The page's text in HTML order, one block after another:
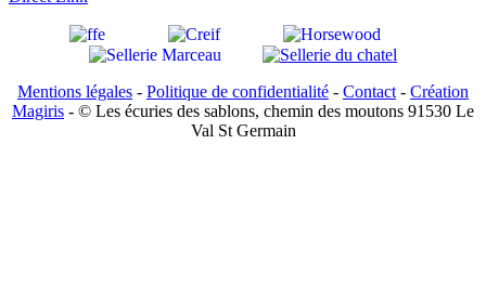
Mentions légales - Politique de confidentialité - Contact - Création
Magiris - © Les écuries des sablons, chemin des moutons 91530 Le
Val St Germain